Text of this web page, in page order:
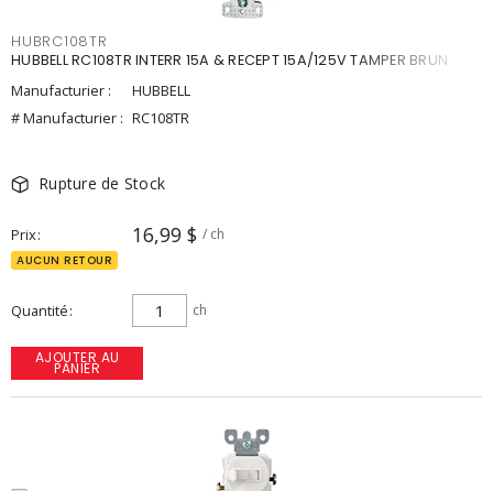
HUBRC108TR
HUBBELL RC108TR INTERR 15A & RECEPT 15A/125V TAMPER BRUN
Manufacturier :
HUBBELL
# Manufacturier : RC108TR
Rupture de Stock
Prix 16,99 $ / ch
AUCUN RETOUR
Quantité ch
AJOUTER AU
PANIER